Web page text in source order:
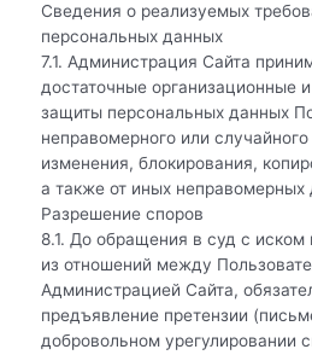
Сведения о реализуемых
персональных данных
7.1. Администрация Сайта
достаточные организационные
защиты персональных данных
неправомерного или
изменения, блокирования,
а также от иных неправомерных
Разрешение споров
8.1. До обращения в суд с
из отношений между
Администрацией Сайта,
предъявление претензии
добровольном урегулировании